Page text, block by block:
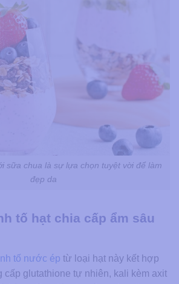
sữa chua là sự lựa chọn tuyệt vời để làm
đẹp da
tố hạt chia cấp ẩm sâu
tố nước ép từ loại hạt này kết hợp
cấp glutathione tự nhiên, kali kèm axit